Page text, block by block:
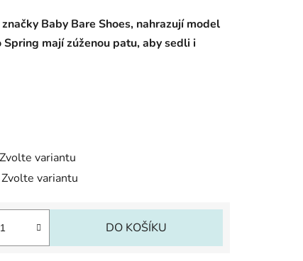
Baby Bare Shoes, nahrazují model
mají zúženou patu, aby sedli i
Zvolte variantu
Zvolte variantu
DO KOŠÍKU